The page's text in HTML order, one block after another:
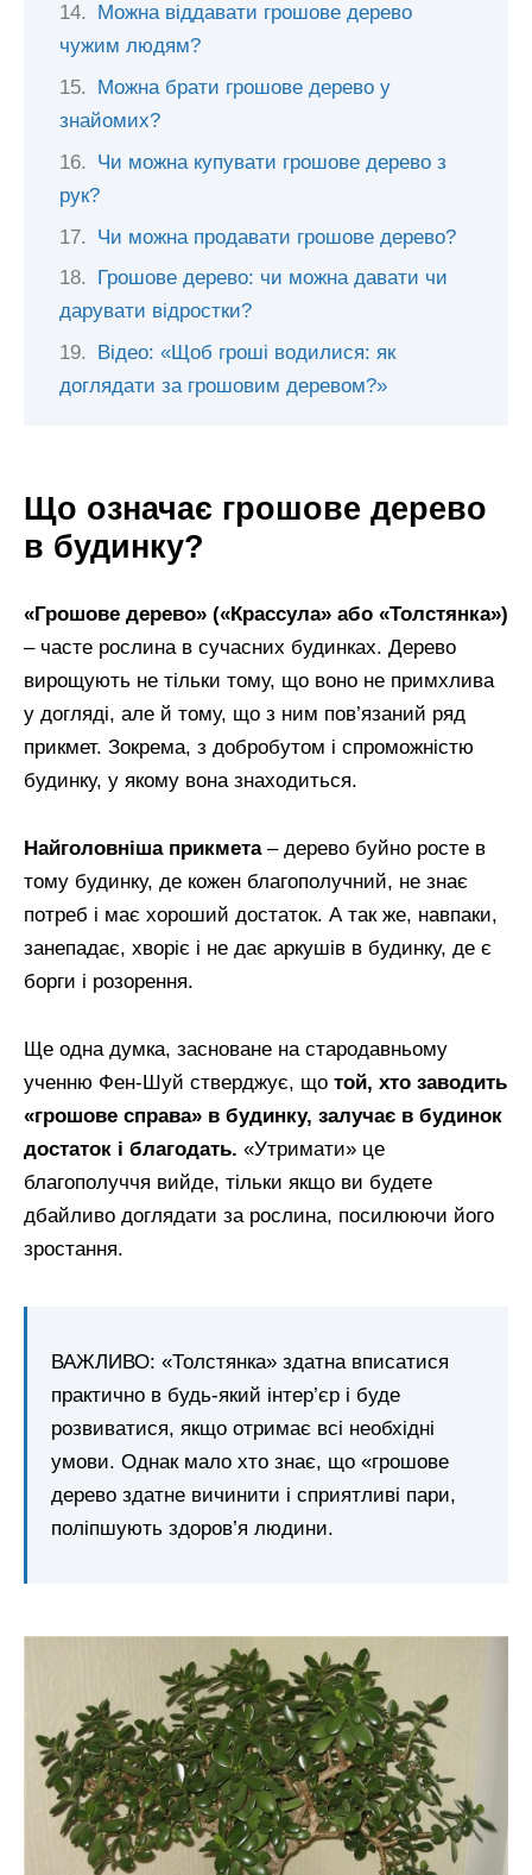
Можна віддавати грошове дерево
чужим людям?
Можна брати грошове дерево у
знайомих?
Чи можна купувати грошове дерево з
рук?
Чи можна продавати грошове дерево?
Грошове дерево: чи можна давати чи
дарувати відростки?
Відео: «Щоб гроші водилися: як
доглядати за грошовим деревом?»
Що означає грошове дерево
в будинку?
«Грошове дерево» («Крассула» або «Толстянка»)
– часте рослина в сучасних будинках. Дерево
вирощують не тільки тому, що воно не примхлива
у догляді, але й тому, що з ним пов’язаний ряд
прикмет. Зокрема, з добробутом і спроможністю
будинку, у якому вона знаходиться.
Найголовніша прикмета – дерево буйно росте в
тому будинку, де кожен благополучний, не знає
потреб і має хороший достаток. А так же, навпаки,
занепадає, хворіє і не дає аркушів в будинку, де є
борги і розорення.
Ще одна думка, засноване на стародавньому
ученню Фен-Шуй стверджує, що той, хто заводить
«грошове справа» в будинку, залучає в будинок
достаток і благодать. «Утримати» це
благополуччя вийде, тільки якщо ви будете
дбайливо доглядати за рослина, посилюючи його
зростання.
ВАЖЛИВО: «Толстянка» здатна вписатися
практично в будь-який інтер’єр і буде
розвиватися, якщо отримає всі необхідні
умови. Однак мало хто знає, що «грошове
дерево здатне вичинити і сприятливі пари,
поліпшують здоров’я людини.